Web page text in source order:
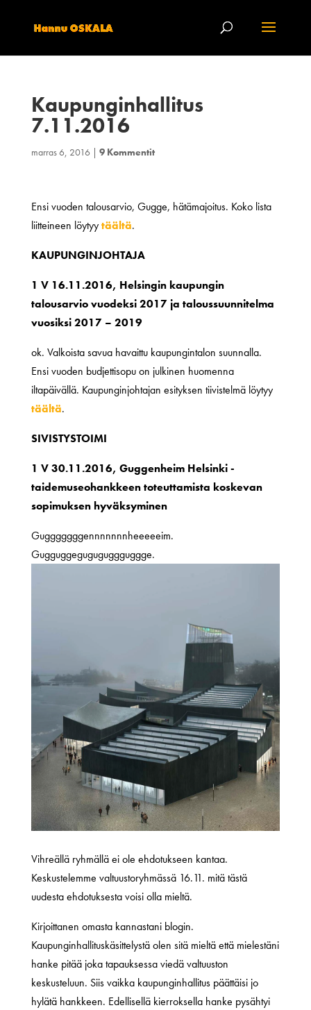
Kaupunginhallitus
7.11.2016
marras 6, 2016 | 9 Kommentit
Ensi vuoden talousarvio, Gugge, hätämajoitus. Koko lista
liitteineen löytyytäältä.
KAUPUNGINJOHTAJA
1 V 16.11.2016, Helsingin kaupungin
talousarvio vuodeksi 2017 ja taloussuunnitelma
vuosiksi 2017 – 2019
ok. Valkoista savua havaittu kaupungintalon suunnalla.
Ensi vuoden budjettisopu on julkinen huomenna
iltapäivällä. Kaupunginjohtajan esityksen tiivistelmä löytyy
täältä.
SIVISTYSTOIMI
1 V 30.11.2016, Guggenheim Helsinki -
taidemuseohankkeen toteuttamista koskevan
sopimuksen hyväksyminen
Gugggggggennnnnnnheeeeeim.
Gugguggeguguguggguggge.
Vihreällä ryhmällä ei ole ehdotukseen kantaa.
Keskustelemme valtuustoryhmässä 16.11. mitä tästä
uudesta ehdotuksesta voisi olla mieltä.
Kirjoittanen omasta kannastani blogin.
Kaupunginhallituskäsittelystä olen sitä mieltä että mielestäni
hanke pitää joka tapauksessa viedä valtuuston
keskusteluun. Siis vaikka kaupunginhallitus päättäisi jo
hylätä hankkeen. Edellisellä kierroksella hanke pysähtyi